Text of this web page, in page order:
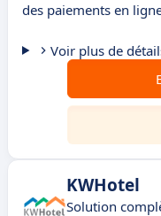
des paiements en
Voir plus de
KWHotel
Solution